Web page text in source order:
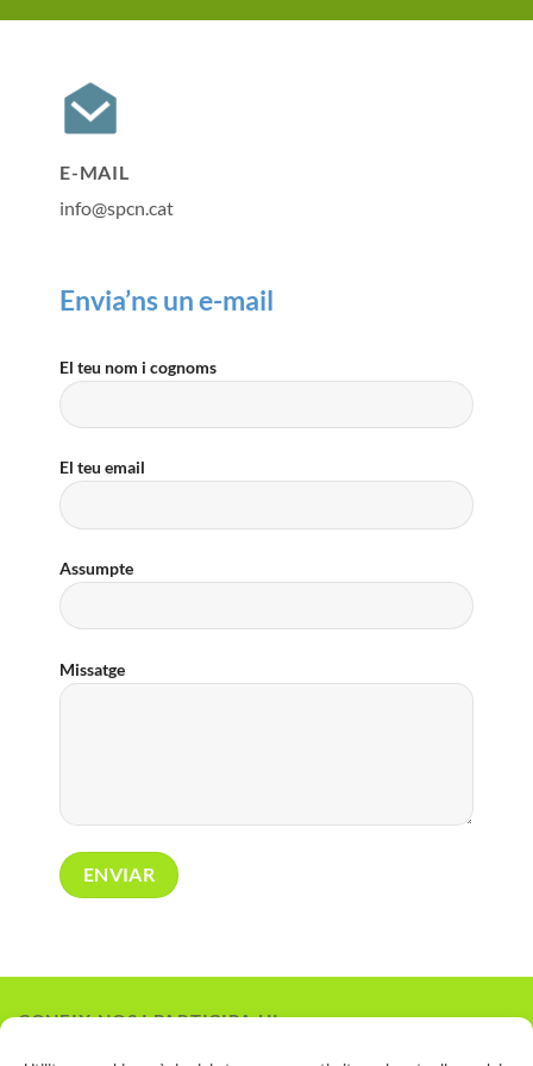
E-MAIL
info@spcn.cat
Envia’ns un e-mail
El teu nom i cognoms
El teu email
Assumpte
Missatge
CONEIX-NOS I PARTICIPA-HI